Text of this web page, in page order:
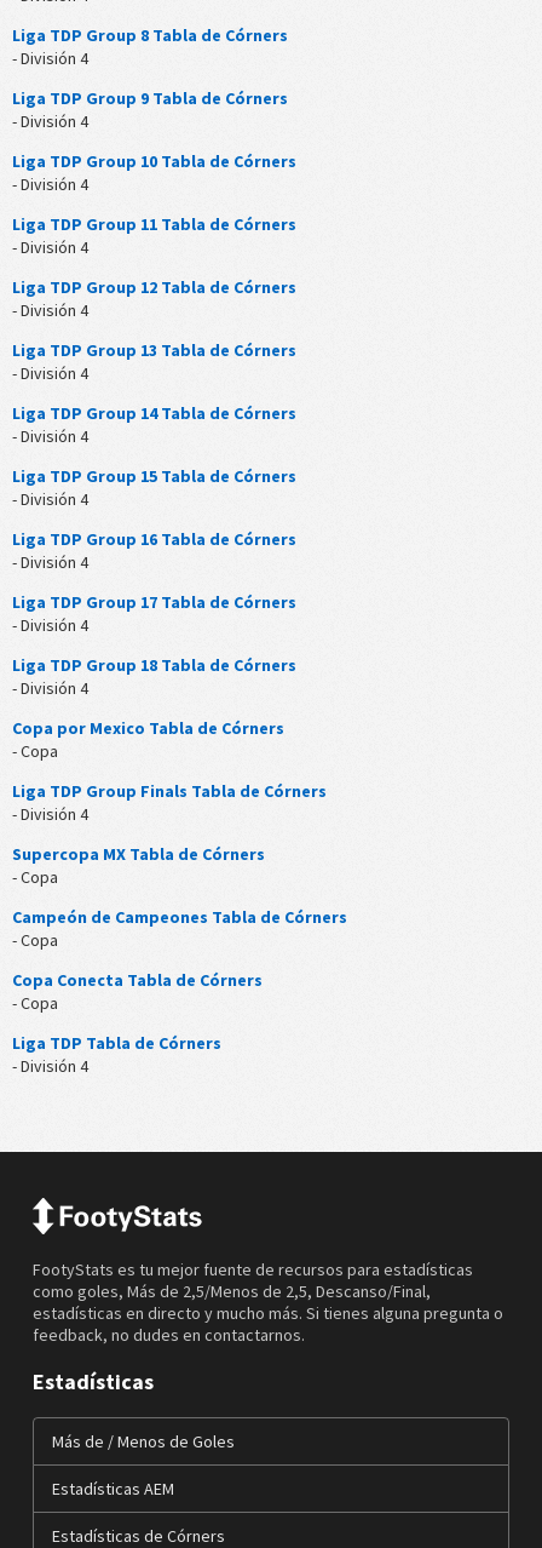
Liga TDP Group 8 Tabla de Córners
- División 4
Liga TDP Group 9 Tabla de Córners
- División 4
Liga TDP Group 10 Tabla de Córners
- División 4
Liga TDP Group 11 Tabla de Córners
- División 4
Liga TDP Group 12 Tabla de Córners
- División 4
Liga TDP Group 13 Tabla de Córners
- División 4
Liga TDP Group 14 Tabla de Córners
- División 4
Liga TDP Group 15 Tabla de Córners
- División 4
Liga TDP Group 16 Tabla de Córners
- División 4
Liga TDP Group 17 Tabla de Córners
- División 4
Liga TDP Group 18 Tabla de Córners
- División 4
Copa por Mexico Tabla de Córners
- Copa
Liga TDP Group Finals Tabla de Córners
- División 4
Supercopa MX Tabla de Córners
- Copa
Campeón de Campeones Tabla de Córners
- Copa
Copa Conecta Tabla de Córners
- Copa
Liga TDP Tabla de Córners
- División 4
FootyStats es tu mejor fuente de recursos para estadísticas
como goles, Más de 2,5/Menos de 2,5, Descanso/Final,
estadísticas en directo y mucho más. Si tienes alguna pregunta o
feedback, no dudes en contactarnos.
Estadísticas
Más de / Menos de Goles
Estadísticas AEM
Estadísticas de Córners